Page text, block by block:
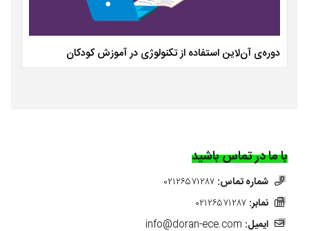
دوره‌ی آن‌لاین استفاده از تکنولوژی در آموزش کودکان
با ما در تماس باشید
شماره تماس: ۰۲۱۲۶۵۷۱۲۸۷
نمابر: ۰۲۱۲۶۵۷۱۲۸۷
ایمیل: info@doran-ece.com